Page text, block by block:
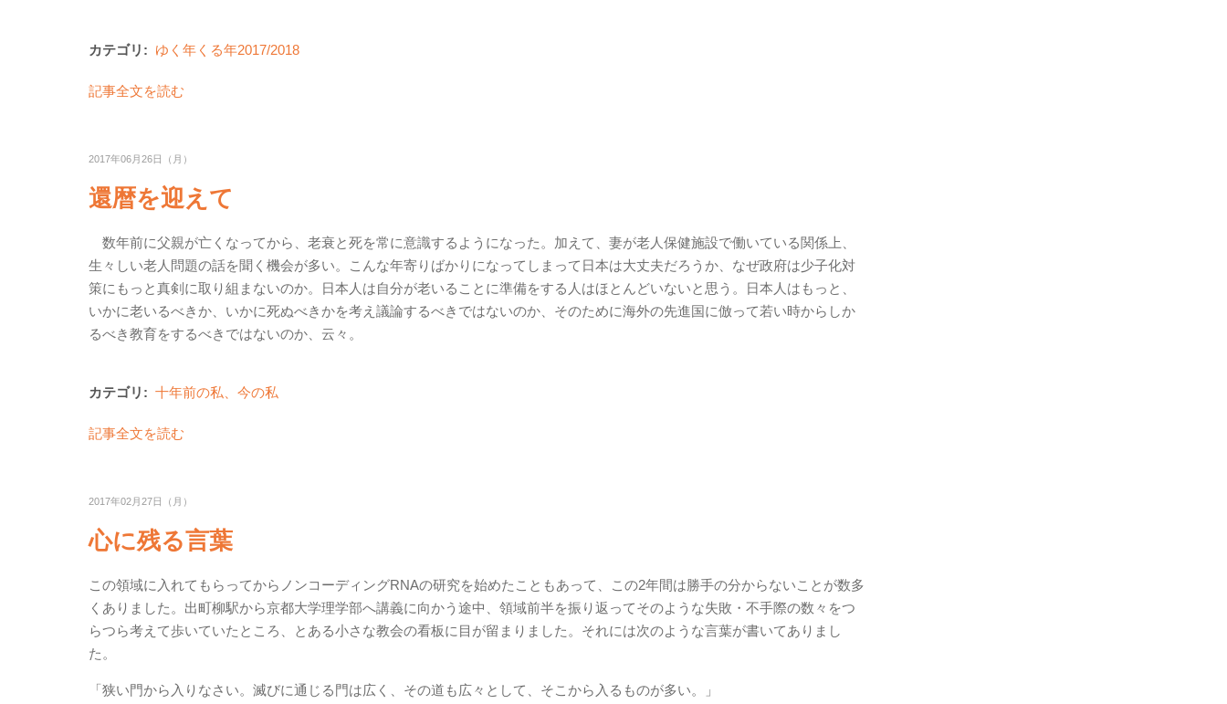
カテゴリ: ゆく年くる年2017/2018
記事全文を読む
2017年06月26日（月）
還暦を迎えて
数年前に父親が亡くなってから、老衰と死を常に意識するようになった。加えて、妻が老人保健施設で働いている関係上、
生々しい老人問題の話を聞く機会が多い。こんな年寄りばかりになってしまって日本は大丈夫だろうか、なぜ政府は少子化対
策にもっと真剣に取り組まないのか。日本人は自分が老いることに準備をする人はほとんどいないと思う。日本人はもっと、
いかに老いるべきか、いかに死ぬべきかを考え議論するべきではないのか、そのために海外の先進国に倣って若い時からしか
るべき教育をするべきではないのか、云々。
カテゴリ: 十年前の私、今の私
記事全文を読む
2017年02月27日（月）
心に残る言葉
この領域に入れてもらってからノンコーディングRNAの研究を始めたこともあって、この2年間は勝手の分からないことが数多
くありました。出町柳駅から京都大学理学部へ講義に向かう途中、領域前半を振り返ってそのような失敗・不手際の数々をつ
らつら考えて歩いていたところ、とある小さな教会の看板に目が留まりました。それには次のような言葉が書いてありまし
た。
「狭い門から入りなさい。滅びに通じる門は広く、その道も広々として、そこから入るものが多い。」